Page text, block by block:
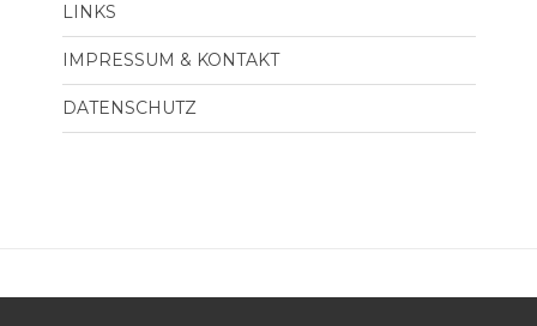
LINKS
IMPRESSUM & KONTAKT
DATENSCHUTZ